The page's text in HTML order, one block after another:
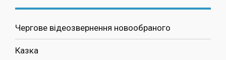
Чергове відеозвернення новообраного
Казка